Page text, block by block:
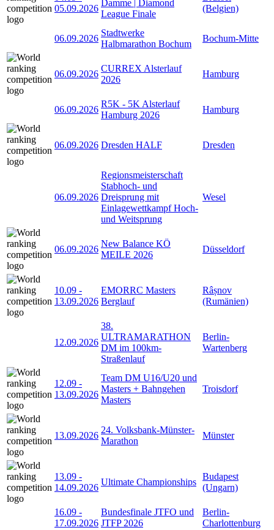
05.09.2026
Damme | Diamond
League Finale
(Belgien)
06.09.2026
Stadtwerke
Halbmarathon Bochum
Bochum-Mitte
06.09.2026
CURREX Alsterlauf
2026
Hamburg
06.09.2026
R5K - 5K Alsterlauf
Hamburg 2026
Hamburg
06.09.2026 Dresden HALF Dresden
06.09.2026
Regionsmeisterschaft
Stabhoch- und
Dreisprung mit
Einlagewettkampf Hoch-
und Weitsprung
Wesel
06.09.2026
New Balance KÖ
MEILE 2026
Düsseldorf
10.09 -
13.09.2026
EMORRC Masters
Berglauf
Râșnov
(Rumänien)
12.09.2026
38.
ULTRAMARATHON
DM im 100km-
Straßenlauf
Berlin-
Wartenberg
12.09 -
13.09.2026
Team DM U16/U20 und
Masters + Bahngehen
Masters
Troisdorf
13.09.2026
24. Volksbank-Münster-
Marathon
Münster
13.09 -
14.09.2026
Ultimate Championships
Budapest
(Ungarn)
16.09 -
17.09.2026
Bundesfinale JTFO und
JTFP 2026
Berlin-
Charlottenburg